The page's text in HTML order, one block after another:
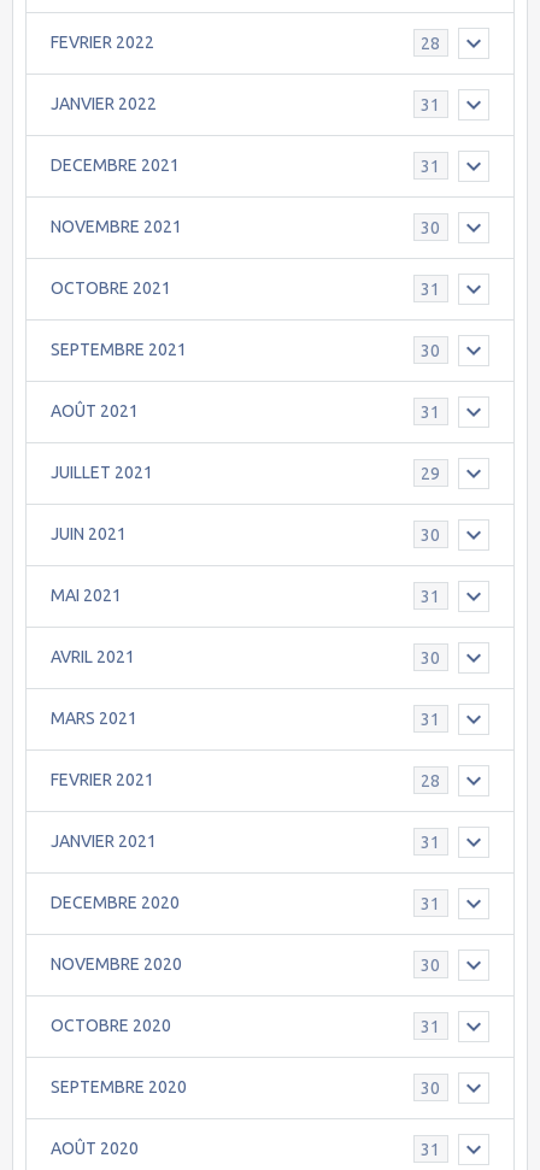
FEVRIER 2022 28
JANVIER 2022 31
DECEMBRE 2021 31
NOVEMBRE 2021 30
OCTOBRE 2021 31
SEPTEMBRE 2021 30
AOÛT 2021 31
JUILLET 2021 29
JUIN 2021 30
MAI 2021 31
AVRIL 2021 30
MARS 2021 31
FEVRIER 2021 28
JANVIER 2021 31
DECEMBRE 2020 31
NOVEMBRE 2020 30
OCTOBRE 2020 31
SEPTEMBRE 2020 30
AOÛT 2020 31